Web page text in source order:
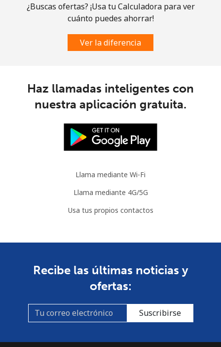
¿Buscas ofertas? ¡Usa tu Calculadora para ver
cuánto puedes ahorrar!
Ver la diferencia
Haz llamadas inteligentes con
nuestra aplicación gratuita.
Llama mediante Wi-Fi
Llama mediante 4G/5G
Usa tus propios contactos
Recibe las últimas noticias y
ofertas:
Suscribirse